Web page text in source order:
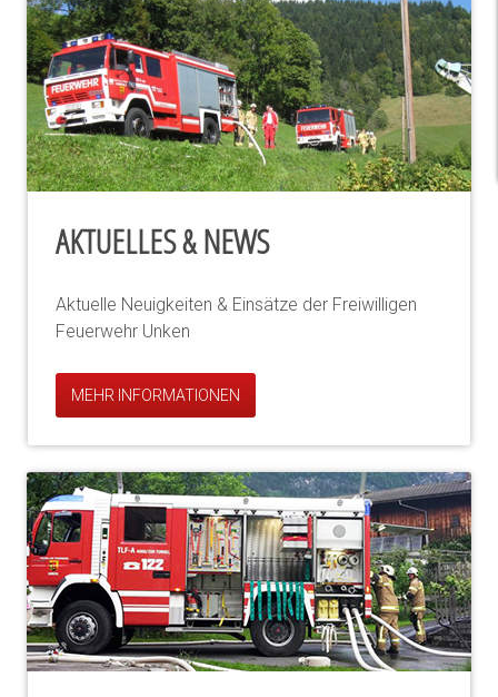
AKTUELLES & NEWS
Aktuelle Neuigkeiten & Einsätze der Freiwilligen
Feuerwehr Unken
MEHR INFORMATIONEN